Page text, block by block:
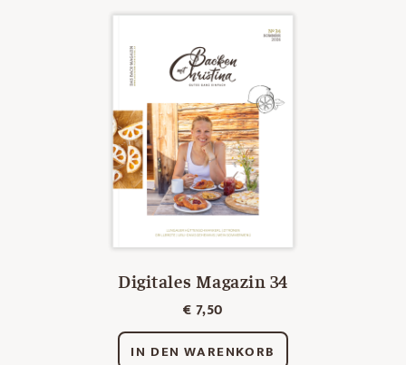
Digitales Magazin 34
€7,50
IN DEN WARENKORB